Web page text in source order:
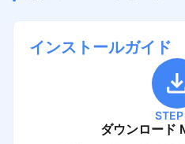
インストールガイド
STEP
ダウンロード